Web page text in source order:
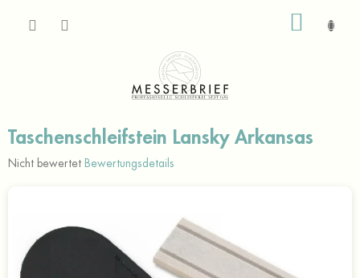
Taschenschleifstein Lansky Arkansas
Die
Sternen.
Nicht bewertet Bewertungsdetails